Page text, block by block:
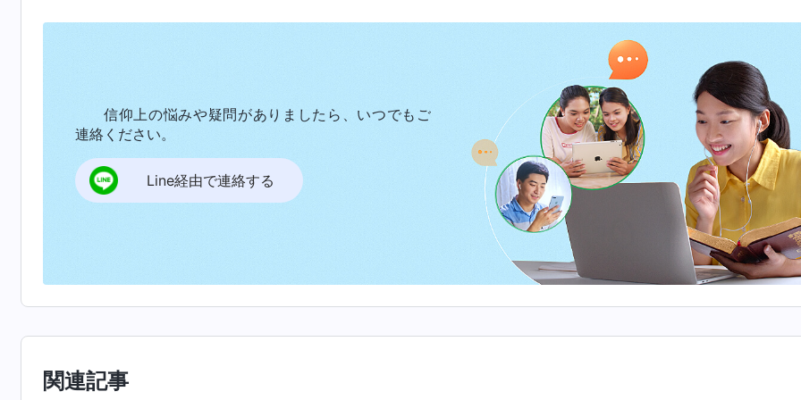
し、苦しめ、私はすでに忍耐の限界に達していましたが、神の御言葉に支えられ、知らないうちに痛み
信仰上の悩みや疑問がありましたら、いつでもご
連絡ください。
Line経由で連絡する
関連記事